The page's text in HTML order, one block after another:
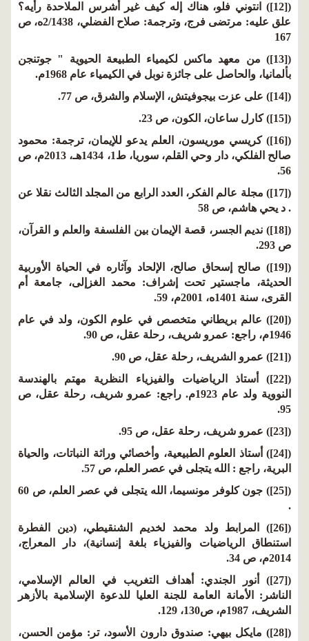
([12]) انتوني فلو، هناك إله كيف غير أشرس الملاحدة رأيه؟
علق عليه: مرتضى فرج، وترجمة: صلاح الفضلي، 2/1438ه، ص
167
([13]) من معهد ماكس لكيمياء الطبيعة الحيوية " جوتنجن
بألمانيا، والحاصل على جائزة نوبل في الكيمياء عام 1968م.
([14]) على عزت بيجوفيتش، الإسلام والشرق، ص 77.
([15]) كارل ساعان، الكون، ص 23.
([16]) كريسي موريسون، العلم يدعو للإيمان، ترجمة: محمود
صالح الفلكي، دار وحي القلم، سوريا، ط1، 1434هـ، 2013م، ص
56.
([17]) مجلة عالم الفكر، العدد الرابع من المجلد الثالث نقلا عن
. د يحي هاشم، ص 58
([18]) نديم الجسر، قصة الإيمان بين الفلسفة والعلم و القرآن،
ص 293.
([19]) صالح إسحاق صالح، الإلحاد وآثاره في الحياة الأوربية
الحديثة، ماجستير تحت إشراف: محمد الغزإلى، جامعة أم
القرى، سنة 1401ه، 2001م، 59.
([20]) عالم بريطاني متخصص في علوم الكون، ولد في عام
1946م، راجع: عمرو شريف، رحلة عقل، ص 90.
([21]) عمرو الشريف، رحلة عقل، ص 90.
([22]) أستاذ الرياضيات والفيزياء النظرية مهتم بالهندسة
النووية ولد عام 1923م. راجع: عمرو شريف، رحلة عقل، ص
95.
([23]) عمرو شريف، رحلة عقل، ص 95.
([24]) أستاذ العلوم الطبيعية، وأخصائي وراثة النباتات، والحياة
البرية، راجع : الله يتجلى في عصر العلم، ص 57.
([25]) جون كلوفر مونسيما، الله يتجلى في عصر العلم، ص 60
.
([26]) المرابط ولد محمد لخديم الشنقيطي، (دين الفطرة
استنطاق الرياضيات والفيزياء بلغة إنسانية)، دار المعراج،
2014م، ص 34.
([27]) أنور الجندي: أهداف التغريب في العالم الإسلامي،
الناشر: الأمانة العامة للجنة العليا للدعوة الإسلامية بالأزهر
الشريف، 1987م، ص130، 129.
([28]) مايكل بيهي: صندوق دارون الأسود، تر: مؤمن الحسن،